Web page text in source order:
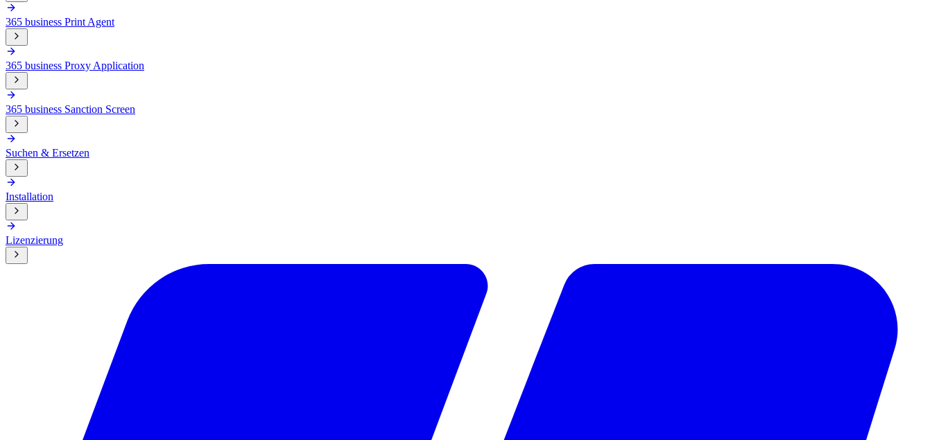
365 business Print Agent
365 business Proxy Application
365 business Sanction Screen
Suchen & Ersetzen
Installation
Lizenzierung